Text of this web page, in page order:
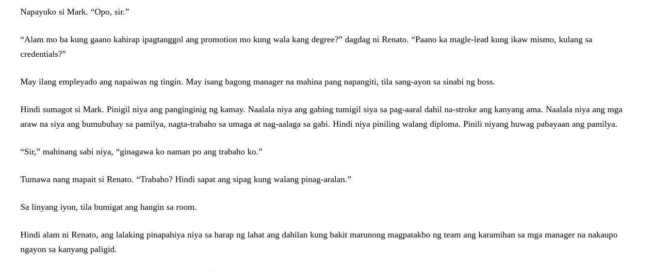
Napayuko si Mark. “Opo, sir.”
“Alam mo ba kung gaano kahirap ipagtanggol ang promotion mo kung wala kang degree?” dagdag ni Renato. “Paano ka magle-lead kung ikaw mismo, kulang sa
credentials?”
May ilang empleyado ang napaiwas ng tingin. May isang bagong manager na mahina pang napangiti, tila sang-ayon sa sinabi ng boss.
Hindi sumagot si Mark. Pinigil niya ang panginginig ng kamay. Naalala niya ang gabing tumigil siya sa pag-aaral dahil na-stroke ang kanyang ama. Naalala niya ang mga
araw na siya ang bumubuhay sa pamilya, nagta-trabaho sa umaga at nag-aalaga sa gabi. Hindi niya piniling walang diploma. Pinili niyang huwag pabayaan ang pamilya.
“Sir,” mahinang sabi niya, “ginagawa ko naman po ang trabaho ko.”
Tumawa nang mapait si Renato. “Trabaho? Hindi sapat ang sipag kung walang pinag-aralan.”
Sa linyang iyon, tila bumigat ang hangin sa room.
Hindi alam ni Renato, ang lalaking pinapahiya niya sa harap ng lahat ang dahilan kung bakit marunong magpatakbo ng team ang karamihan sa mga manager na nakaupo
ngayon sa kanyang paligid.